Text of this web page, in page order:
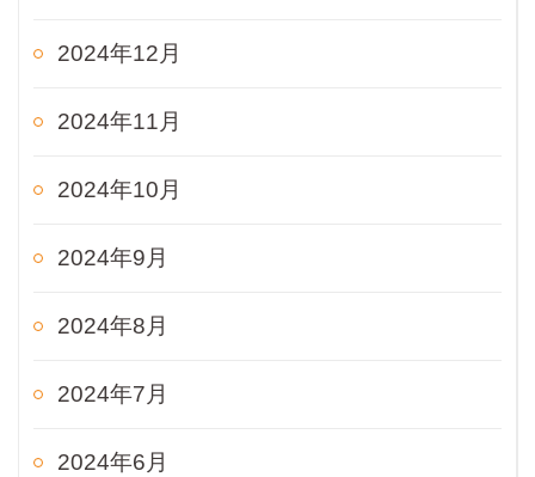
2024年12月
2024年11月
2024年10月
2024年9月
2024年8月
2024年7月
2024年6月